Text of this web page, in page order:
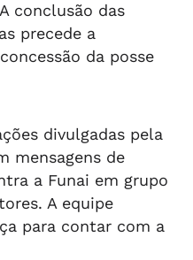
conclusão das
precede a
da posse
divulgadas pela
mensagens de
a Funai em grupo
A equipe
para contar com a